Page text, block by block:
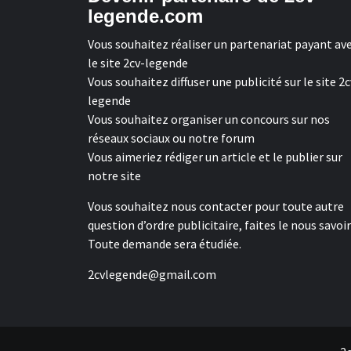
legende.com
Vous souhaitez réaliser un partenariat payant
le site 2cv-legende
Vous souhaitez diffuser une publicité sur le site
legende
Vous souhaitez organiser un concours sur nos
réseaux sociaux ou notre forum
Vous aimeriez rédiger un article et le publier sur
notre site
Vous souhaitez nous contacter pour toute autre
question d’ordre publicitaire, faites le nous
Toute demande sera étudiée.
2cvlegende@gmail.com